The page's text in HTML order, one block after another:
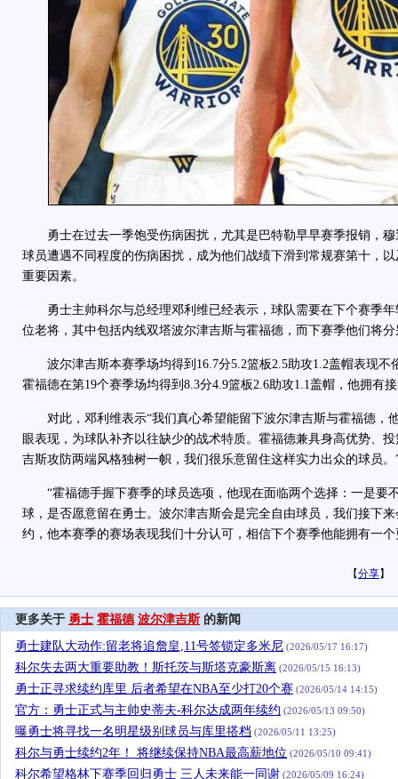
勇士在过去一季饱受伤病困扰，尤其是巴特勒早早赛季报销，穆
球员遭遇不同程度的伤病困扰，成为他们战绩下滑到常规赛第十，
重要因素。
勇士主帅科尔与总经理邓利维已经表示，球队需要在下个赛季年
位老将，其中包括内线双塔波尔津吉斯与霍福德，而下赛季他们将分
波尔津吉斯本赛季场均得到16.7分5.2篮板2.5助攻1.2盖帽表现不
霍福德在第19个赛季场均得到8.3分4.9篮板2.6助攻1.1盖帽，他拥有
对此，邓利维表示“我们真心希望能留下波尔津吉斯与霍福德，
眼表现，为球队补齐以往缺少的战术特质。霍福德兼具身高优势、
吉斯攻防两端风格独树一帜，我们很乐意留住这样实力出众的球员。
“霍福德手握下赛季的球员选项，他现在面临两个选择：一是要
球，是否愿意留在勇士。波尔津吉斯会是完全自由球员，我们接下
约，他本赛季的赛场表现我们十分认可，相信下个赛季他能拥有一
【分享】
更多关于 勇士 霍福德 波尔津吉斯 的新闻
勇士建队大动作:留老将追詹皇,11号签锁定多米尼 (2026/05/17 16:17)
科尔失去两大重要助教！斯托茨与斯塔克豪斯离 (2026/05/15 16:13)
勇士正寻求续约库里 后者希望在NBA至少打20个赛 (2026/05/14 14:15)
官方：勇士正式与主帅史蒂夫-科尔达成两年续约 (2026/05/13 09:50)
曝勇士将寻找一名明星级别球员与库里搭档 (2026/05/11 13:25)
科尔与勇士续约2年！ 将继续保持NBA最高薪地位 (2026/05/10 09:41)
科尔希望格林下赛季回归勇士 三人未来能一同谢 (2026/05/09 16:24)